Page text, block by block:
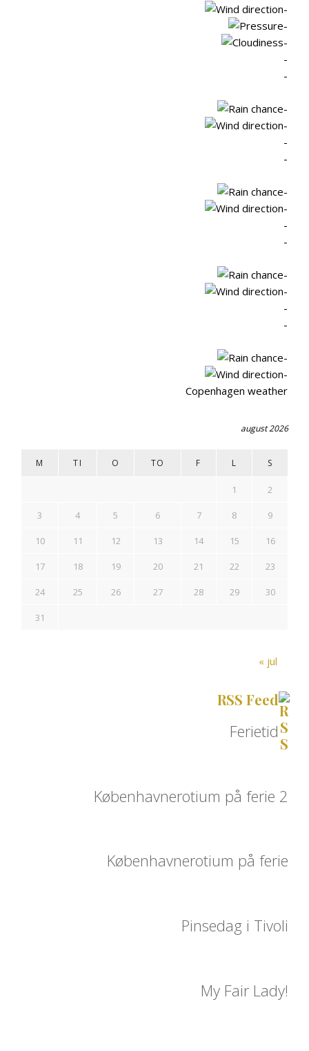
-
-
-
-
-
-
-
-
-
-
-
-
-
-
-
-
-
-
-
Copenhagen weather
august 2026
M TI O TO F L S
1 2
3 4 5 6 7 8 9
10 11 12 13 14 15 16
17 18 19 20 21 22 23
24 25 26 27 28 29 30
31
« jul
RSS Feed
Ferietid
Københavnerotium på ferie 2
Københavnerotium på ferie
Pinsedag i Tivoli
My Fair Lady!